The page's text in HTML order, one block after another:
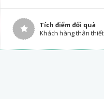
Tích điểm đổi quà
Khách hàng thân thiết